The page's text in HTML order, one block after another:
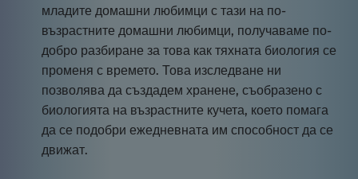
младите домашни любимци с тази на по-
възрастните домашни любимци, получаваме по-
добро разбиране за това как тяхната биология се
променя с времето. Това изследване ни
позволява да създадем хранене, съобразено с
биологията на възрастните кучета, което помага
да се подобри ежедневната им способност да се
движат.